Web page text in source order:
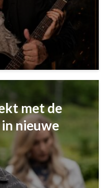
met de
nieuwe